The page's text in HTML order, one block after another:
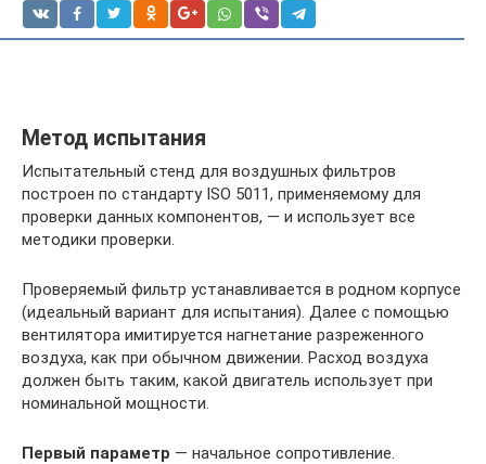
Метод испытания
Испытательный стенд для воздушных фильтров
построен по стандарту ISO 5011, применяемому для
проверки данных компонентов, — и использует все
методики проверки.
Проверяемый фильтр устанавливается в родном корпусе
(идеальный вариант для испытания). Далее с помощью
вентилятора имитируется нагнетание разреженного
воздуха, как при обычном движении. Расход воздуха
должен быть таким, какой двигатель использует при
номинальной мощности.
Первый параметр — начальное сопротивление.